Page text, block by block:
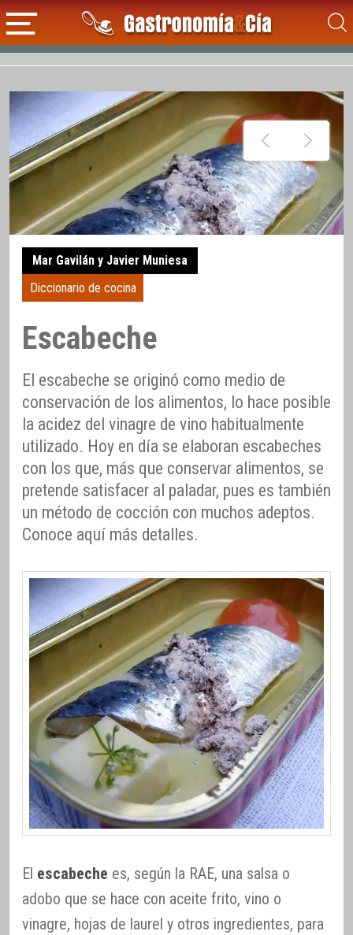
Mar Gavilán y Javier Muniesa
Diccionario de cocina
Escabeche
El escabeche se originó como medio de
conservación de los alimentos, lo hace posible
la acidez del vinagre de vino habitualmente
utilizado. Hoy en día se elaboran escabeches
con los que, más que conservar alimentos, se
pretende satisfacer al paladar, pues es también
un método de cocción con muchos adeptos.
Conoce aquí más detalles.
El escabeche es, según la RAE, una salsa o
adobo que se hace con aceite frito, vino o
vinagre, hojas de laurel y otros ingredientes, para